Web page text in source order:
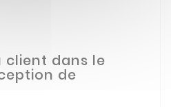
client dans le
de